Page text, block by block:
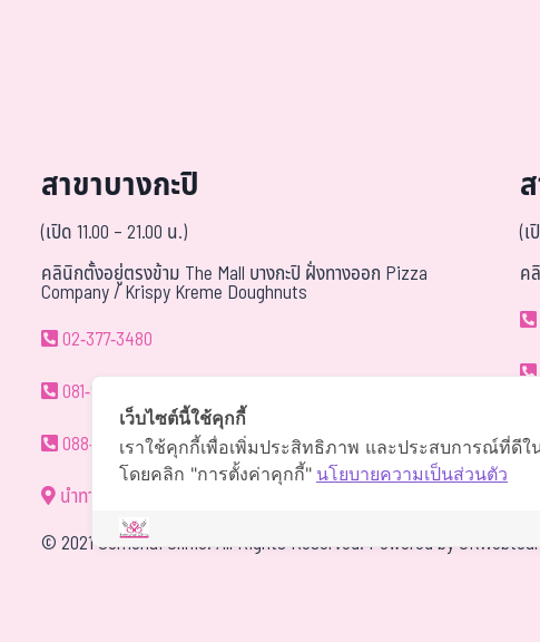
สาขาบางกะปิ
(เปิด 11.00 – 21.00 น.)
คลินิกตั้งอยู่ตรงข้าม The Mall บางกะปิ ฝั่งทางออก Pizza
Company / Krispy Kreme Doughnuts
02-377-3480
081-940-9595
088-088-0294
นำทาง
(เ
ค
©2021 Somchai Clinic. All Rights Reserved. Powered by
เว็บไซต์นี้ใช้คุกกี้
เราใช้คุกกี้เพื่อเพิ่มประสิทธิภาพ และประสบการณ์ที่ดี
โดยคลิก "การตั้งค่าคุกกี้" นโยบายความเป็นส่วนตัว